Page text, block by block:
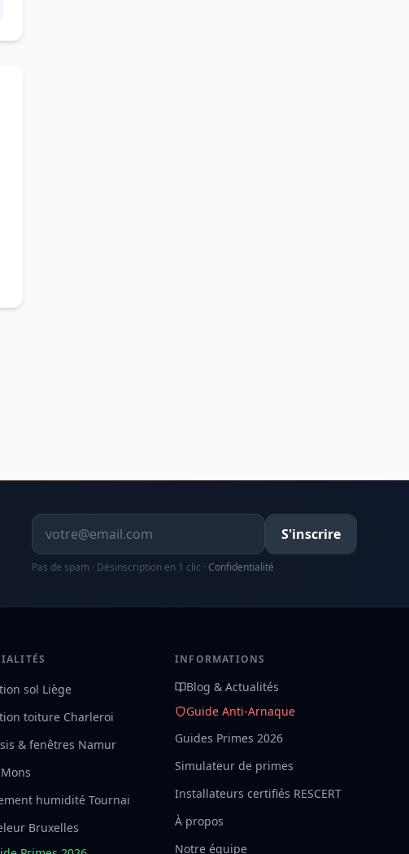
Adresse email
S'inscrire
Pas de spam · Désinscription en 1 clic · Confidentialité
sol Liège
toiture Charleroi
& fenêtres Namur
humidité Tournai
Bruxelles
INFORMATIONS
Blog & Actualités
Guide Anti-Arnaque
Guides Primes 2026
Simulateur de primes
Installateurs certifiés RESCERT
À propos
Notre équipe